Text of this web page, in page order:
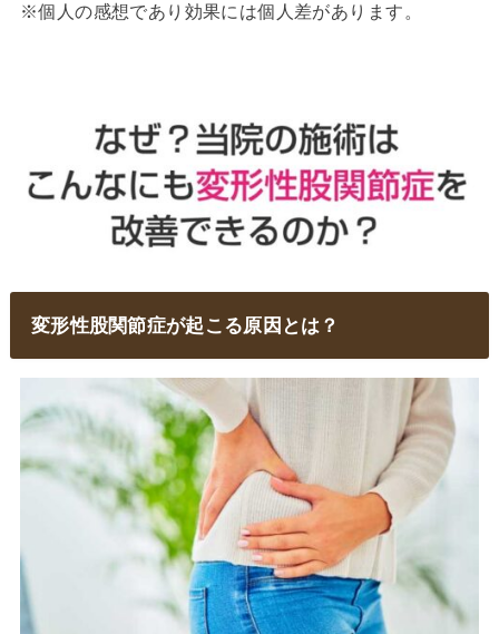
※個人の感想であり効果には個人差があります。
変形性股関節症が起こる原因とは？